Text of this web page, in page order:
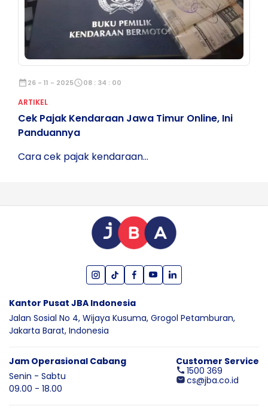
date_range26 - 11 - 2025schedule08 : 34 : 00
ARTIKEL
Cek Pajak Kendaraan Jawa Timur Online, Ini
Panduannya
Cara cek pajak kendaraan...
Kantor Pusat JBA Indonesia
Jalan Sosial No 4, Wijaya Kusuma, Grogol Petamburan,
Jakarta Barat, Indonesia
Jam Operasional Cabang
Senin - Sabtu
09.00 - 18.00
Customer Service
1500 369
cs@jba.co.id